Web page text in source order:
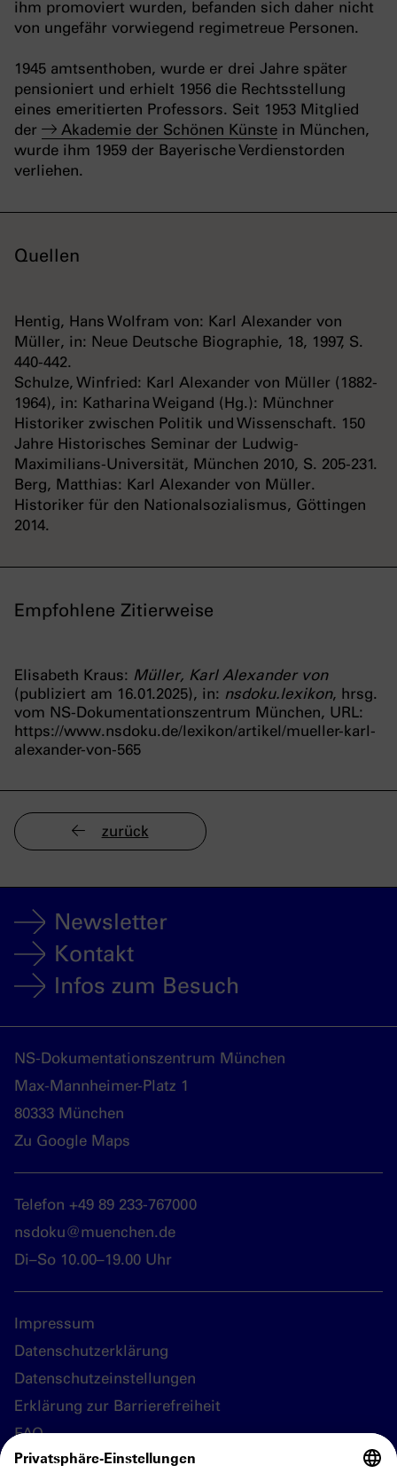
ihm promoviert wurden, befanden sich daher nicht
von ungefähr vorwiegend regimetreue Personen.
1945 amtsenthoben, wurde er drei Jahre später
pensioniert und erhielt 1956 die Rechtsstellung
eines emeritierten Professors. Seit 1953 Mitglied
der
Akademie der Schönen Künste in München,
wurde ihm 1959 der Bayerische Verdienstorden
verliehen.
Quellen
Hentig, Hans Wolfram von: Karl Alexander von
Müller, in: Neue Deutsche Biographie, 18, 1997, S.
440-442.
Schulze, Winfried: Karl Alexander von Müller (1882-
1964), in: Katharina Weigand (Hg.): Münchner
Historiker zwischen Politik und Wissenschaft. 150
Jahre Historisches Seminar der Ludwig-
Maximilians-Universität, München 2010, S. 205-231.
Berg, Matthias: Karl Alexander von Müller.
Historiker für den Nationalsozialismus, Göttingen
2014.
Empfohlene Zitierweise
Elisabeth Kraus: Müller, Karl Alexander von
(publiziert am 16.01.2025), in: nsdoku.lexikon, hrsg.
vom NS-Dokumentationszentrum München, URL:
https://www.nsdoku.de/lexikon/artikel/mueller-karl-
alexander-von-565
zurück
Newsletter
Kontakt
Infos zum Besuch
NS-Dokumentationszentrum München
Max-Mannheimer-Platz 1
80333 München
Zu Google Maps
Telefon +49 89 233-767000
nsdoku@muenchen.de
Di–So 10.00–19.00 Uhr
Impressum
Datenschutzerklärung
Datenschutzeinstellungen
Erklärung zur Barrierefreiheit
FAQ